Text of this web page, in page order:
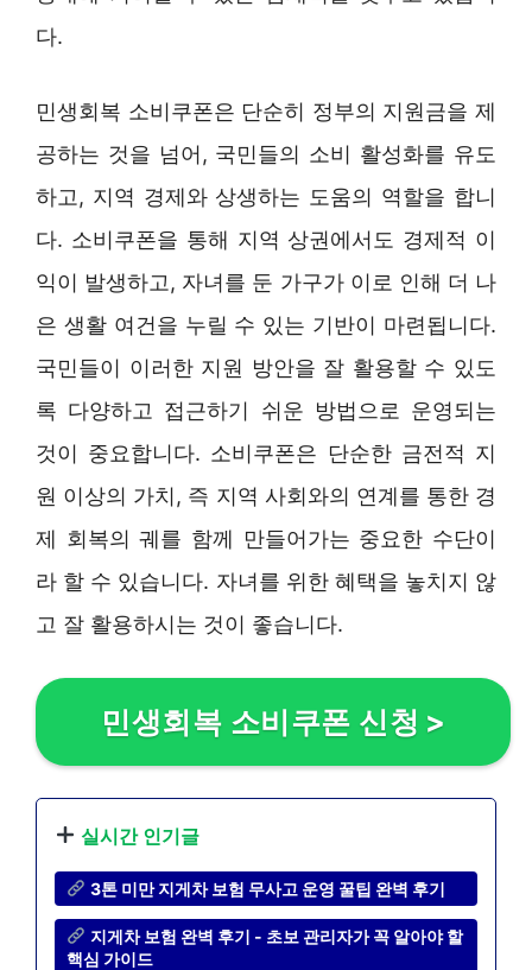
다.
민생회복 소비쿠폰은 단순히 정부의 지원금을 제
공하는 것을 넘어, 국민들의 소비 활성화를 유도
하고, 지역 경제와 상생하는 도움의 역할을 합니
다. 소비쿠폰을 통해 지역 상권에서도 경제적 이
익이 발생하고, 자녀를 둔 가구가 이로 인해 더 나
은 생활 여건을 누릴 수 있는 기반이 마련됩니다.
국민들이 이러한 지원 방안을 잘 활용할 수 있도
록 다양하고 접근하기 쉬운 방법으로 운영되는
것이 중요합니다. 소비쿠폰은 단순한 금전적 지
원 이상의 가치, 즉 지역 사회와의 연계를 통한 경
제 회복의 궤를 함께 만들어가는 중요한 수단이
라 할 수 있습니다. 자녀를 위한 혜택을 놓치지 않
고 잘 활용하시는 것이 좋습니다.
민생회복 소비쿠폰 신청 >
실시간 인기글
3톤 미만 지게차 보험 무사고 운영 꿀팁 완벽 후기
지게차 보험 완벽 후기 - 초보 관리자가 꼭 알아야 할
핵심 가이드